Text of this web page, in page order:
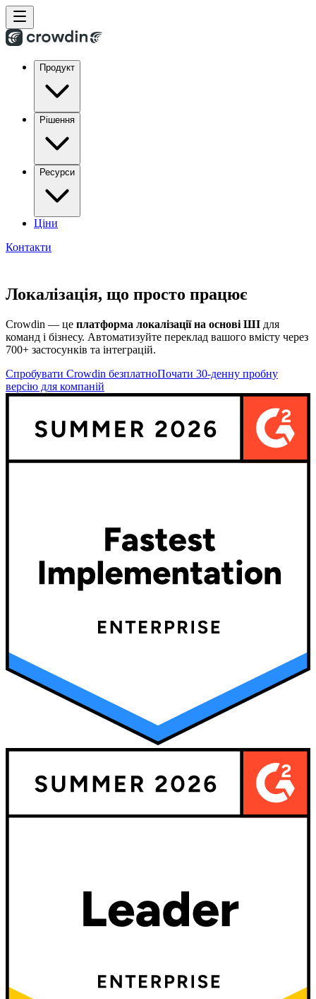
Продукт
Рішення
Ресурси
Ціни
Контакти
Локалізація, що просто працює
Crowdin — це платформа локалізації на основі ШІ для
команд і бізнесу. Автоматизуйте переклад вашого вмісту через
700+ застосунків та інтеграцій.
Спробувати Crowdin безплатноПочати 30-денну пробну
версію для компаній